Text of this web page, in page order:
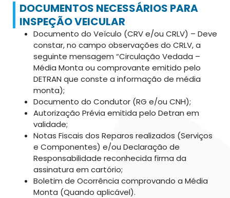
DOCUMENTOS NECESSÁRIOS PARA
INSPEÇÃO VEICULAR
Documento do Veículo (CRV e/ou CRLV) – Deve
constar, no campo observações do CRLV, a
seguinte mensagem “Circulação Vedada –
Média Monta ou comprovante emitido pelo
DETRAN que conste a informação de média
monta);
Documento do Condutor (RG e/ou CNH);
Autorização Prévia emitida pelo Detran em
validade;
Notas Fiscais dos Reparos realizados (Serviços
e Componentes) e/ou Declaração de
Responsabilidade reconhecida firma da
assinatura em cartório;
Boletim de Ocorrência comprovando a Média
Monta (Quando aplicável).